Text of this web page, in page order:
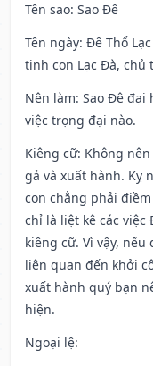
Tên sao: Sao Đê
Tên ngày: Đê Thổ
tinh con Lạc Đà, chủ
Nên làm: Sao Đê đại
việc trọng đại nào.
Kiêng cữ: Không
gả và xuất hành. Kỵ
con chẳng phải
chỉ là liệt kê các việc
kiêng cữ. Vì vậy,
liên quan đến khởi
xuất hành quý bạn
hiện.
Ngoại lệ: